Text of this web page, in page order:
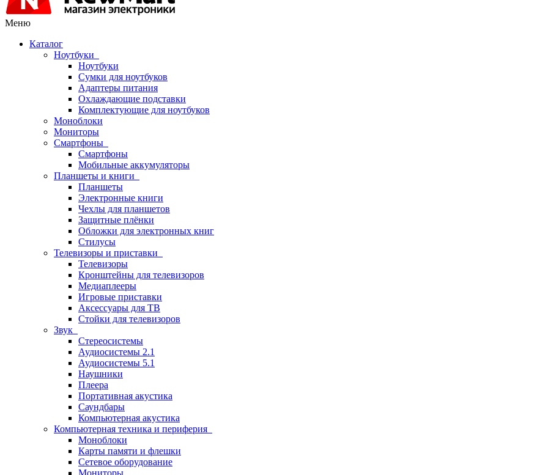
Меню
Каталог
Ноутбуки
Ноутбуки
Сумки для ноутбуков
Адаптеры питания
Охлаждающие подставки
Комплектующие для ноутбуков
Моноблоки
Мониторы
Смартфоны
Смартфоны
Мобильные аккумуляторы
Планшеты и книги
Планшеты
Электронные книги
Чехлы для планшетов
Защитные плёнки
Обложки для электронных книг
Стилусы
Телевизоры и приставки
Телевизоры
Кронштейны для телевизоров
Медиаплееры
Игровые приставки
Аксессуары для ТВ
Стойки для телевизоров
Звук
Стереосистемы
Аудиосистемы 2.1
Аудиосистемы 5.1
Наушники
Плеера
Портативная акустика
Саундбары
Компьютерная акустика
Компьютерная техника и периферия
Моноблоки
Карты памяти и флешки
Сетевое оборудование
Мониторы